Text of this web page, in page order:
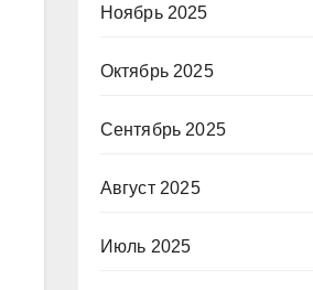
Ноябрь 2025
Октябрь 2025
Сентябрь 2025
Август 2025
Июль 2025